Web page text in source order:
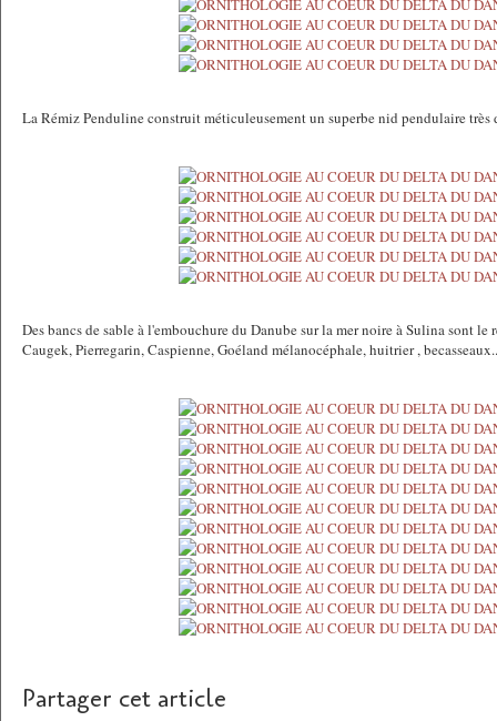
La Rémiz Penduline construit méticuleusement un superbe nid pendulaire
Des bancs de sable à l'embouchure du Danube sur la mer noire à Sulina sont le
Caugek, Pierregarin, Caspienne, Goéland mélanocéphale, huitrier ,
Partager cet article